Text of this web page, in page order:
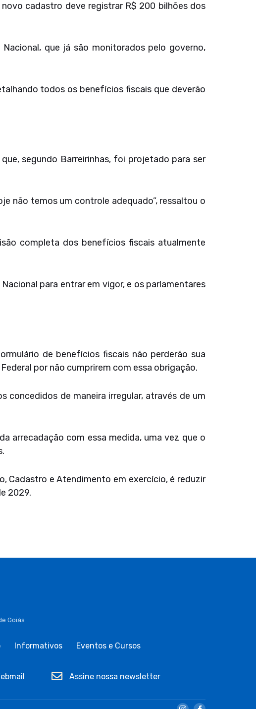
cadastro deve registrar R$ 200 bilhões dos
que já são monitorados pelo governo,
todos os benefícios fiscais que deverão
segundo Barreirinhas, foi projetado para ser
não temos um controle adequado”, ressaltou o
completa dos benefícios fiscais atualmente
para entrar em vigor, e os parlamentares
de benefícios fiscais não perderão sua
por não cumprirem com essa obrigação.
concedidos de maneira irregular, através de um
arrecadação com essa medida, uma vez que o
Cadastro e Atendimento em exercício, é reduzir
2029.
Goiás
Informativos Eventos e Cursos
Assine nossa newsletter